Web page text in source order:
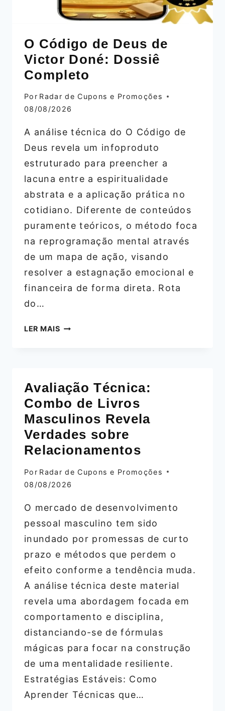
O Código de Deus de
Victor Doné: Dossiê
Completo
Por Radar de Cupons e Promoções
08/08/2026
A análise técnica do O Código de
Deus revela um infoproduto
estruturado para preencher a
lacuna entre a espiritualidade
abstrata e a aplicação prática no
cotidiano. Diferente de conteúdos
puramente teóricos, o método foca
na reprogramação mental através
de um mapa de ação, visando
resolver a estagnação emocional e
financeira de forma direta. Rota
do…
LER MAISO
VICTOR
DONÉ:
DOSSIÊ
Avaliação Técnica:
Combo de Livros
Masculinos Revela
Verdades sobre
Relacionamentos
Por Radar de Cupons e Promoções
08/08/2026
O mercado de desenvolvimento
pessoal masculino tem sido
inundado por promessas de curto
prazo e métodos que perdem o
efeito conforme a tendência muda.
A análise técnica deste material
revela uma abordagem focada em
comportamento e disciplina,
distanciando-se de fórmulas
mágicas para focar na construção
de uma mentalidade resiliente.
Estratégias Estáveis: Como
Aprender Técnicas que…